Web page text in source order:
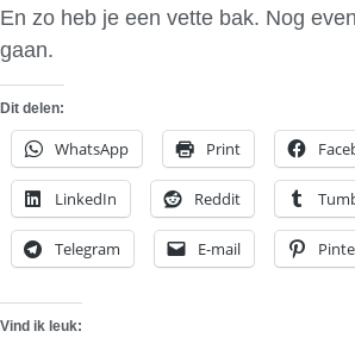
En zo heb je een vette bak. Nog
gaan.
Dit delen:
WhatsApp Print
LinkedIn Reddit
Telegram E-mail
Vind ik leuk: